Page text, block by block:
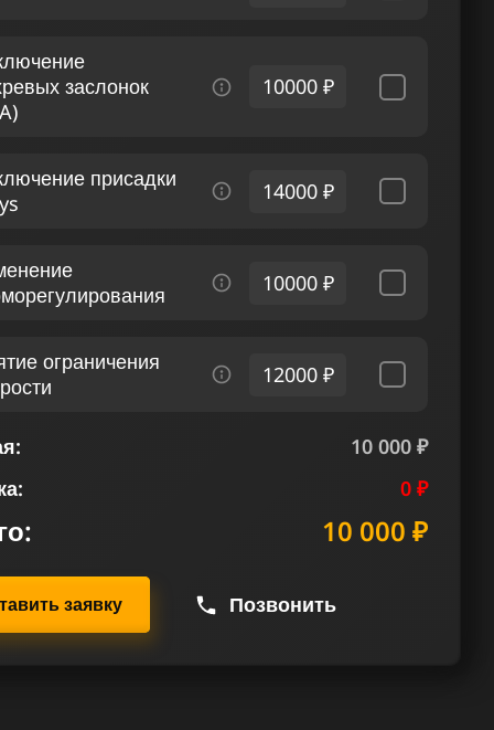
заслонок
10000 ₽
присадки
14000 ₽
10000 ₽
ограничения
12000 ₽
10 000 ₽
0 ₽
10 000 ₽
заявку Позвонить